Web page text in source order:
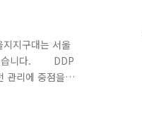
지구대는 서울
있습니다. DDP
관리에 중점을
대응 체계를
의 치안을 제